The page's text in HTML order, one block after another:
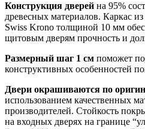
Конструкция дверей на 95%
древесных материалов.
Swiss Krono толщиной 10 мм
щитовым дверям прочность и
Размерный шаг 1 см поможет
конструктивных особенностей
Двери окрашиваются по
использованием качественных
производителей. Стойкость
на входных дверях на границе